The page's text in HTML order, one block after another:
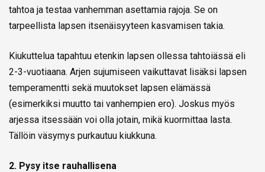
tahtoa ja testaa vanhemman asettamia rajoja. Se on
tarpeellista lapsen itsenäisyyteen kasvamisen takia.
Kiukuttelua tapahtuu etenkin lapsen ollessa tahtoiässä eli
2-3-vuotiaana. Arjen sujumiseen vaikuttavat lisäksi lapsen
temperamentti sekä muutokset lapsen elämässä
(esimerkiksi muutto tai vanhempien ero). Joskus myös
arjessa itsessään voi olla jotain, mikä kuormittaa lasta.
Tällöin väsymys purkautuu kiukkuna.
2. Pysy itse rauhallisena